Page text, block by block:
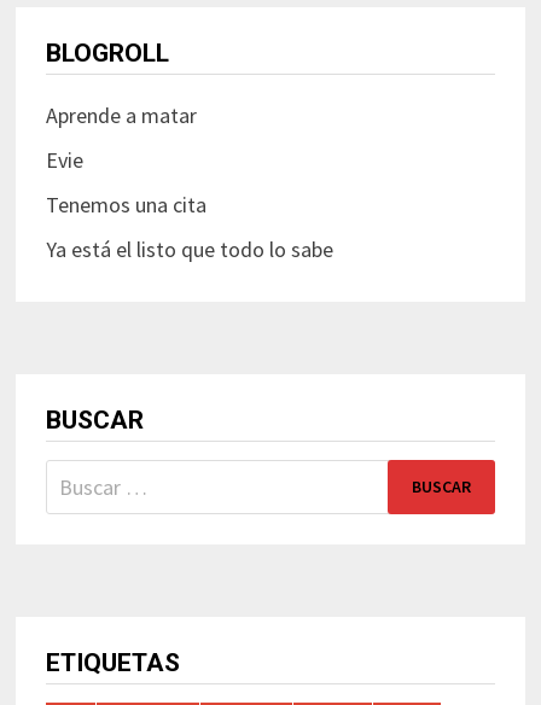
BLOGROLL
Aprende a matar
Evie
Tenemos una cita
Ya está el listo que todo lo sabe
BUSCAR
Buscar:
ETIQUETAS